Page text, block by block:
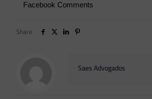
Facebook Comments
Share
Saes Advogados